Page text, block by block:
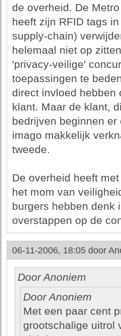
de overheid. De
heeft zijn RFID tags
supply-chain)
helemaal niet op
'privacy-veilige'
toepassingen te
direct invloed hebben
klant. Maar de klant,
bedrijven beginnen
imago makkelijk
tweede.
De overheid heeft
het mom van
burgers hebben denk
overstappen op de
06-11-2006, 18:05 door
Door Anoniem
Door Anoniem
Met een paar cent
grootschalige uitrol